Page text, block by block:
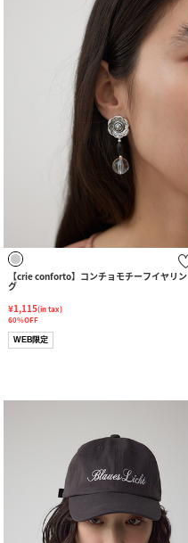
【crie conforto】コンチョモチーフイヤリン
グ
¥1,115(in tax)
60%OFF
WEB限定